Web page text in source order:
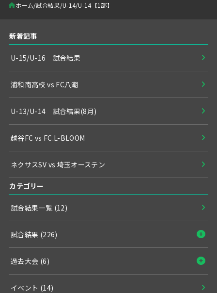
ホーム 試合結果 U-14 U-14【1部】
新着記事
U-15/U-16 試合結果
浦和南高校 vs FC八潮
U-13/U-14 試合結果(8月)
越谷FC vs FC.L-BLOOM
ネクサスSV vs 埼玉オーステン
カテゴリー
試合結果一覧 (12)
試合結果 (226)
過去大会 (6)
イベント (14)